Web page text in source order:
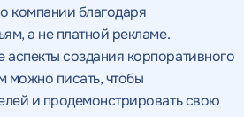
компании благодаря
а не платной рекламе.
создания корпоративного
можно писать, чтобы
и продемонстрировать свою